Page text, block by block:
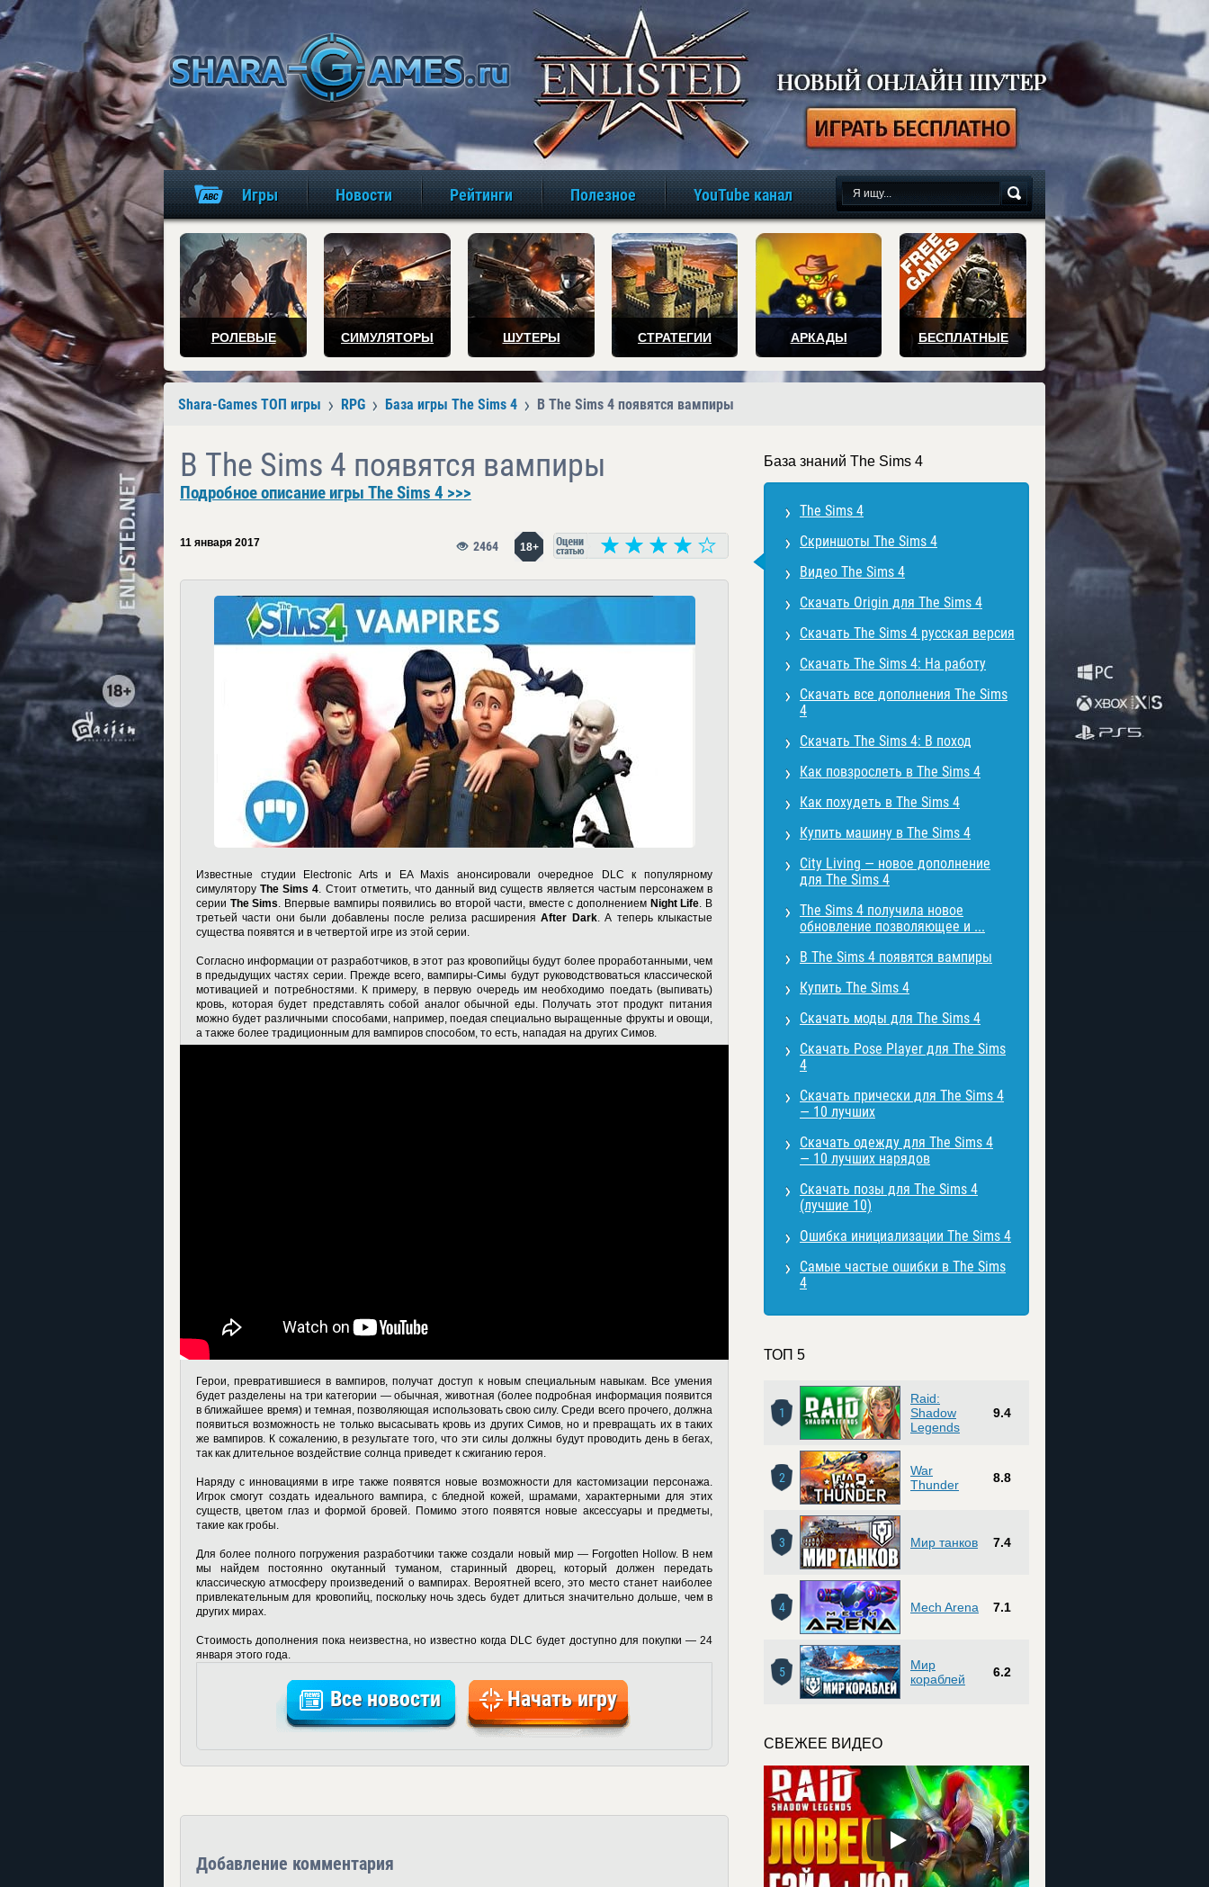
игры онлайн бесплатно
Игры Новости Рейтинги Полезное YouTube канал
РОЛЕВЫЕ СИМУЛЯТОРЫ ШУТЕРЫ СТРАТЕГИИ АРКАДЫ БЕСПЛАТНЫЕ
Shara-Games ТОП игры RPG База игры The Sims 4 В The Sims 4 появятся вампиры
В The Sims 4 появятся вампиры
Подробное описание игры The Sims 4 >>>
11 января 2017 18+
2464
Известные студии Electronic Arts и EA Maxis анонсировали очередное DLC к популярному
симуляторуThe Sims 4. Стоит отметить, что данный вид существ является частым персонажем в
серии The Sims. Впервые вампиры появились во второй части, вместе с дополнением Night Life. В
третьей части они были добавлены после релиза расширенияAfter Dark. А теперь клыкастые
существа появятся и в четвертой игре из этой серии.
Согласно информации от разработчиков, в этот раз кровопийцы будут более проработанными, чем
в предыдущих частях серии. Прежде всего, вампиры-Симы будут руководствоваться классической
мотивацией и потребностями. К примеру, в первую очередь им необходимо поедать (выпивать)
кровь, которая будет представлять собой аналог обычной еды. Получать этот продукт питания
можно будет различными способами, например, поедая специально выращенные фрукты и овощи,
а также более традиционным для вампиров способом, то есть, нападая на других Симов.
Герои, превратившиеся в вампиров, получат доступ к новым специальным навыкам. Все умения
будет разделены на три категории — обычная, животная (более подробная информация появится
в ближайшее время) и темная, позволяющая использовать свою силу. Среди всего прочего, должна
появиться возможность не только высасывать кровь из других Симов, но и превращать их в таких
же вампиров. К сожалению, в результате того, что эти силы должны будут проводить день в бегах,
так как длительное воздействие солнца приведет к сжиганию героя.
Наряду с инновациями в игре также появятся новые возможности для кастомизации персонажа.
Игрок смогут создать идеального вампира, с бледной кожей, шрамами, характерными для этих
существ, цветом глаз и формой бровей. Помимо этого появятся новые аксессуары и предметы,
такие как гробы.
Для более полного погружения разработчики также создали новый мир — Forgotten Hollow. В нем
мы найдем постоянно окутанный туманом, старинный дворец, который должен передать
классическую атмосферу произведений о вампирах. Вероятней всего, это место станет наиболее
привлекательным для кровопийц, поскольку ночь здесь будет длиться значительно дольше, чем в
других мирах.
Стоимость дополнения пока неизвестна, но известно когда DLC будет доступно для покупки — 24
января этого года.
Все новости Начать игру
Добавление комментария
База знаний The Sims 4
The Sims 4
Скриншоты The Sims 4
Видео The Sims 4
Скачать Origin для The Sims 4
Скачать The Sims 4 русская версия
Скачать The Sims 4: На работу
Скачать все дополнения The Sims
4
Скачать The Sims 4: В поход
Как повзрослеть в The Sims 4
Как похудеть в The Sims 4
Купить машину в The Sims 4
City Living — новое дополнение
для The Sims 4
The Sims 4 получила новое
обновление позволяющее и ...
В The Sims 4 появятся вампиры
Купить The Sims 4
Скачать моды для The Sims 4
Скачать Pose Player для The Sims
4
Скачать прически для The Sims 4
— 10 лучших
Скачать одежду для The Sims 4
— 10 лучших нарядов
Скачать позы для The Sims 4
(лучшие 10)
Ошибка инициализации The Sims 4
Самые частые ошибки в The Sims
4
ТОП 5
1
Raid:
Shadow
Legends
9.4
2
War
Thunder
8.8
3 Мир танков 7.4
4 Mech Arena 7.1
5
Мир
кораблей
6.2
СВЕЖЕЕ ВИДЕО